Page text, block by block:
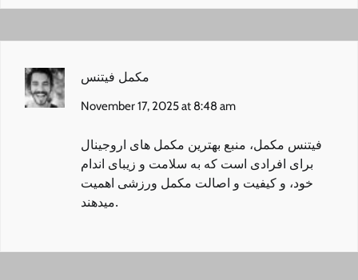
مکمل فیتنس
November 17, 2025 at 8:48 am
فیتنس مکمل، منبع بهترین مکمل های اروجینال
برای افرادی است که به سلامت و زیبای اندام
خود، و کیفیت و اصالت مکمل ورزشی اهمیت
میدهند.